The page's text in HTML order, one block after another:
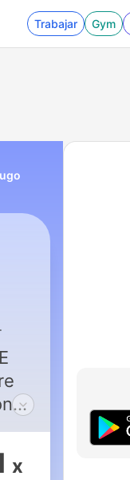
Trabajar Gym
x